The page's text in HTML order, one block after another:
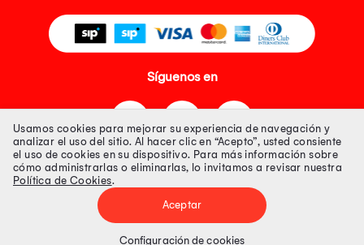
Síguenos en
Tienda 100% Segura
Tiendas Peruanas S.A. R.U.C. Nº 20493020618. Todos los derechos
Usamos cookies para mejorar su experiencia de navegación y
analizar el uso del sitio. Al hacer clic en “Acepto”, usted consiente
el uso de cookies en su dispositivo. Para más información sobre
cómo administrarlas o eliminarlas, lo invitamos a revisar nuestra
Política de Cookies.
Aceptar
Configuración de cookies